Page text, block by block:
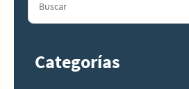
Categorías